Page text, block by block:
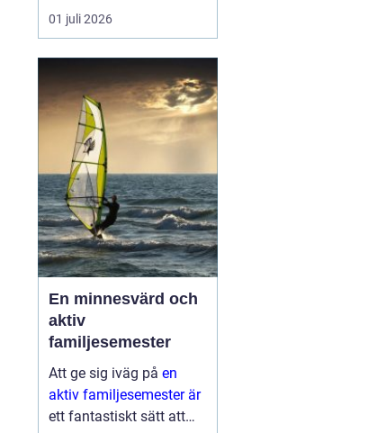
orter. Läget gör staden
till en smart bas för både
tåg når du snabbt Lund,
Malmö, Helsingborg och
Köpenhamn, och med bil
tar du dig lika smidigt
vidare ut på...
01 juli 2026
En minnesvärd och
aktiv
familjesemester
Att ge sig iväg på en
aktiv familjesemester är
ett fantastiskt sätt att